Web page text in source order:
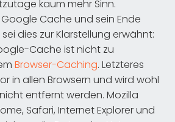
kaum mehr Sinn.
Cache und sein Ende
dies zur Klarstellung erwähnt:
Cache ist nicht zu
Browser-Caching. Letzteres
in allen Browsern und wird wohl
entfernt werden. Mozilla
Safari, Internet Explorer und